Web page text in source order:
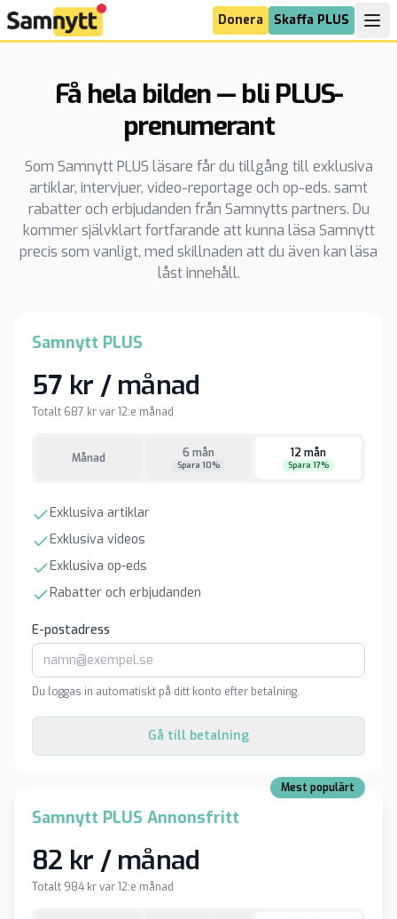
Donera Skaffa PLUS
Få hela bilden — bli PLUS-
prenumerant
Som Samnytt PLUS läsare får du tillgång till exklusiva
artiklar, intervjuer, video-reportage och op-eds. samt
rabatter och erbjudanden från Samnytts partners. Du
kommer självklart fortfarande att kunna läsa Samnytt
precis som vanligt, med skillnaden att du även kan läsa
låst innehåll.
Samnytt PLUS
57 kr / månad
Totalt 687 kr var 12:e månad
Månad 6 mån
Spara 10%
12 mån
Spara 17%
Exklusiva artiklar
Exklusiva videos
Exklusiva op-eds
Rabatter och erbjudanden
E-postadress
Du loggas in automatiskt på ditt konto efter betalning.
Gå till betalning
Mest populärt
Samnytt PLUS Annonsfritt
82 kr / månad
Totalt 984 kr var 12:e månad